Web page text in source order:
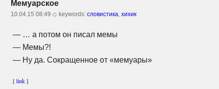
Мемуарское
10.04.15 08:49 ◇ keywords:словистика,хихик
— … а потом он писал мемы
— Мемы?!
— Ну да. Сокращенное от «мемуары»
[link]